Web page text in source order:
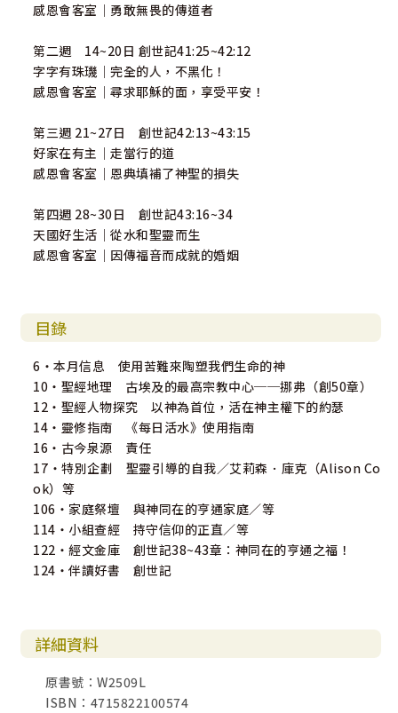
感恩會客室｜勇敢無畏的傳道者
第二週 14~20日 創世記41:25~42:12
字字有珠璣｜完全的人，不黑化！
感恩會客室｜尋求耶穌的面，享受平安！
第三週 21~27日 創世記42:13~43:15
好家在有主｜走當行的道
感恩會客室｜恩典填補了神聖的損失
第四週 28~30日 創世記43:16~34
天國好生活｜從水和聖靈而生
感恩會客室｜因傳福音而成就的婚姻
目錄
6・本月信息 使用苦難來陶塑我們生命的神
10・聖經地理 古埃及的最高宗教中心──挪弗（創50章）
12・聖經人物探究 以神為首位，活在神主權下的約瑟
14・靈修指南 《每日活水》使用指南
16・古今泉源 責任
17・特別企劃 聖靈引導的自我／艾莉森．庫克（Alison Co
ok）等
106・家庭祭壇 與神同在的亨通家庭／等
114・小組查經 持守信仰的正直／等
122・經文金庫 創世記38~43章：神同在的亨通之福！
124・伴讀好書 創世記
詳細資料
原書號：W2509L
ISBN：4715822100574